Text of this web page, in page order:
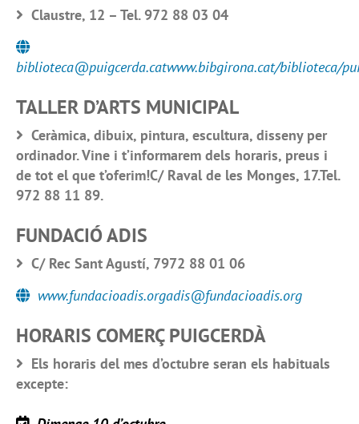
Claustre, 12 – Tel. 972 88 03 04
biblioteca@puigcerda.catwww.bibgirona.cat/biblioteca/
TALLER D’ARTS MUNICIPAL
Ceràmica, dibuix, pintura, escultura, disseny per
ordinador. Vine i t’informarem dels horaris, preus i
de tot el que t’oferim!C/ Raval de les Monges, 17.Tel.
972 88 11 89.
FUNDACIÓ ADIS
C/ Rec Sant Agustí, 7972 88 01 06
www.fundacioadis.orgadis@fundacioadis.org
HORARIS COMERÇ PUIGCERDÀ
Els horaris del mes d’octubre seran els habituals
excepte: